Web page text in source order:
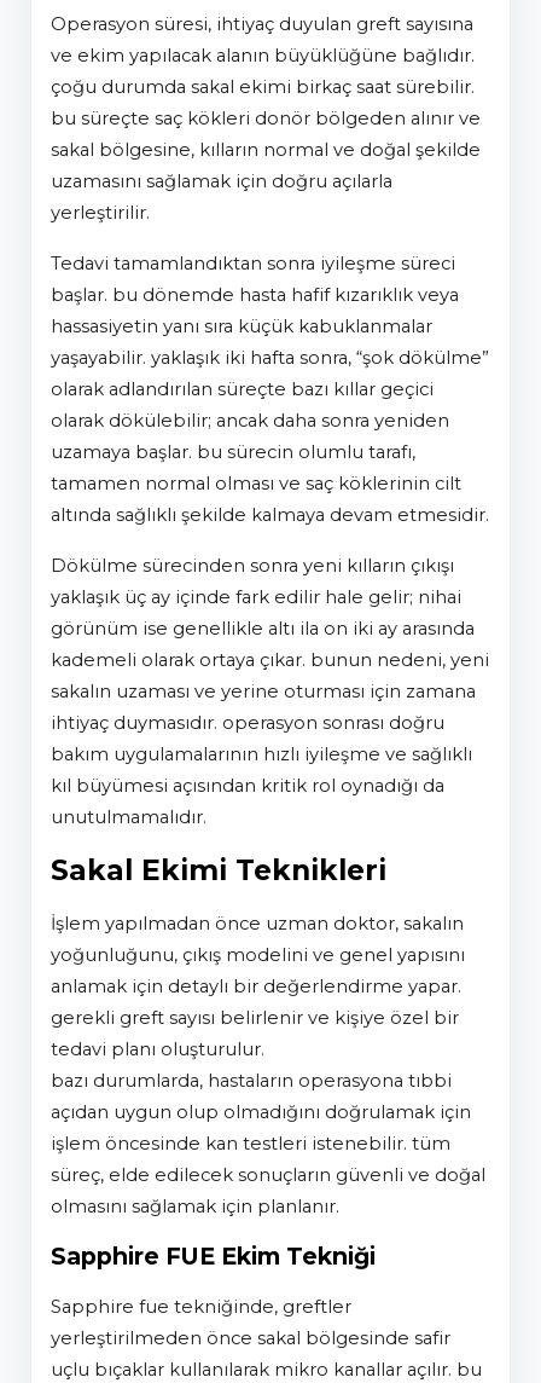
operasyon süresi, ihtiyaç duyulan greft sayısına
ve ekim yapılacak alanın büyüklüğüne bağlıdır.
çoğu durumda sakal ekimi birkaç saat sürebilir.
bu süreçte saç kökleri donör bölgeden alınır ve
sakal bölgesine, kılların normal ve doğal şekilde
uzamasını sağlamak için doğru açılarla
yerleştirilir.
tedavi tamamlandıktan sonra iyileşme süreci
başlar. bu dönemde hasta hafif kızarıklık veya
hassasiyetin yanı sıra küçük kabuklanmalar
yaşayabilir. yaklaşık iki hafta sonra, “şok dökülme”
olarak adlandırılan süreçte bazı kıllar geçici
olarak dökülebilir; ancak daha sonra yeniden
uzamaya başlar. bu sürecin olumlu tarafı,
tamamen normal olması ve saç köklerinin cilt
altında sağlıklı şekilde kalmaya devam etmesidir.
dökülme sürecinden sonra yeni kılların çıkışı
yaklaşık üç ay içinde fark edilir hale gelir; nihai
görünüm ise genellikle altı ila on iki ay arasında
kademeli olarak ortaya çıkar. bunun nedeni, yeni
sakalın uzaması ve yerine oturması için zamana
ihtiyaç duymasıdır. operasyon sonrası doğru
bakım uygulamalarının hızlı iyileşme ve sağlıklı
kıl büyümesi açısından kritik rol oynadığı da
unutulmamalıdır.
Sakal Ekimi Teknikleri
i̇şlem yapılmadan önce uzman doktor, sakalın
yoğunluğunu, çıkış modelini ve genel yapısını
anlamak için detaylı bir değerlendirme yapar.
gerekli greft sayısı belirlenir ve kişiye özel bir
tedavi planı oluşturulur.
bazı durumlarda, hastaların operasyona tıbbi
açıdan uygun olup olmadığını doğrulamak için
işlem öncesinde kan testleri istenebilir. tüm
süreç, elde edilecek sonuçların güvenli ve doğal
olmasını sağlamak için planlanır.
Sapphire FUE Ekim Tekniği
sapphire fue tekniğinde, greftler
yerleştirilmeden önce sakal bölgesinde safir
uçlu bıçaklar kullanılarak mikro kanallar açılır. bu